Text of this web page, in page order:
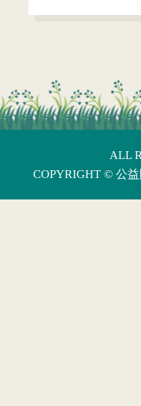
ALL
COPYRIGHT © 公